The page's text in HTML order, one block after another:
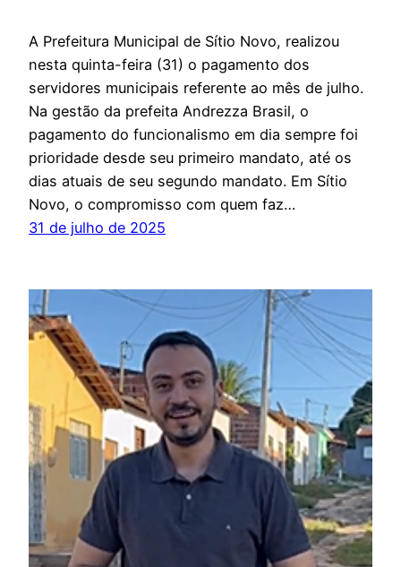
A Prefeitura Municipal de Sítio Novo, realizou
nesta quinta-feira (31) o pagamento dos
servidores municipais referente ao mês de julho.
Na gestão da prefeita Andrezza Brasil, o
pagamento do funcionalismo em dia sempre foi
prioridade desde seu primeiro mandato, até os
dias atuais de seu segundo mandato. Em Sítio
Novo, o compromisso com quem faz…
31 de julho de 2025